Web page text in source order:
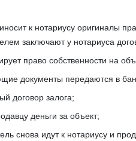
к нотариусу оригиналы
заключают у нотариуса
право собственности на
документы передаются в
договор залога;
деньги за объект;
снова идут к нотариусу и